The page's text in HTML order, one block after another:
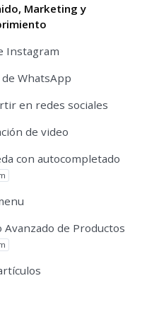
Marketing y
Instagram
WhatsApp
en redes sociales
de video
con autocompletado
Avanzado de Productos